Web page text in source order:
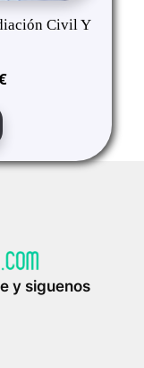
Civil Y
El
190,00 €.
y siguenos